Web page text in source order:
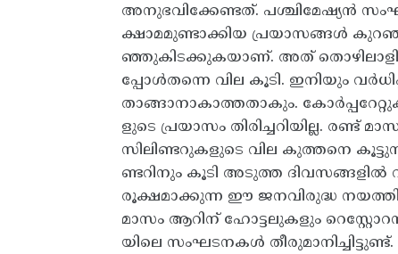
അനുഭവിക്കേണ്ടത്‌. പശ്ചിമേഷ്യന്‍
ക്ഷാമമുണ്ടാക്കിയ പ്രയാസങ്ങള്‍
ഞ്ഞുകിടക്കുകയാണ്‌. അത്‌
പ്പോള്‍തന്നെ വില കൂടി. ഇനിയും
താങ്ങാനാകാത്തതാകും.
ളുടെ പ്രയാസം തിരിച്ചറിയില്ല.
സിലിണ്ടറുകളുടെ വില കുത്തനെ
ണ്ടറിനും കൂടി അടുത്ത ദിവസങ്ങളില്‍
രൂക്ഷമാക്കുന്ന ഈ ജനവിരുദ്ധ
മാസം ആറിന്‌ ഹോട്ടലുകളും
യിലെ സംഘടനകള്‍